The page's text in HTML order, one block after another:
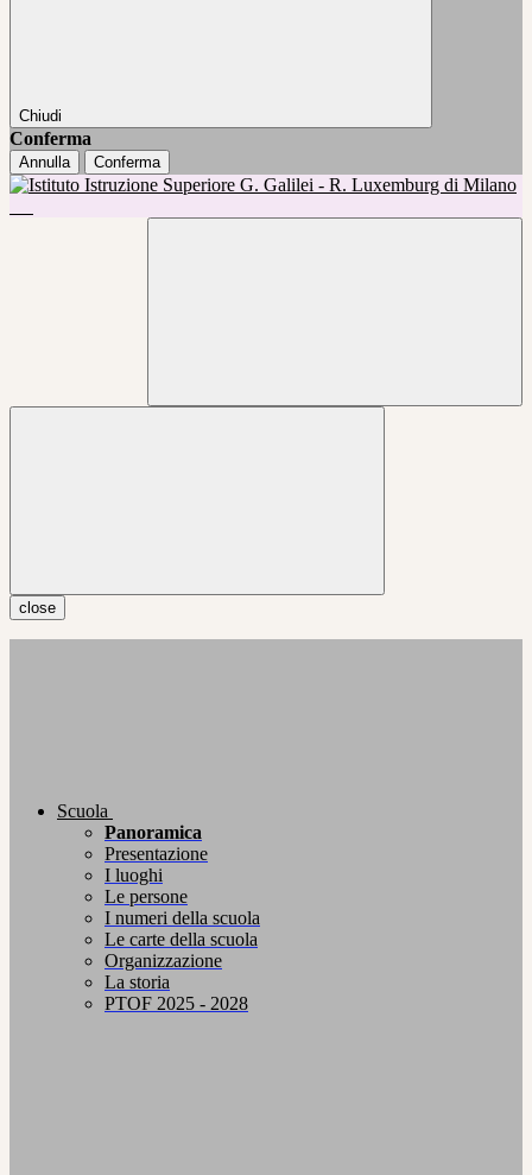
Chiudi
Conferma
Annulla Conferma
close
Scuola
Panoramica
Presentazione
I luoghi
Le persone
I numeri della scuola
Le carte della scuola
Organizzazione
La storia
PTOF 2025 - 2028